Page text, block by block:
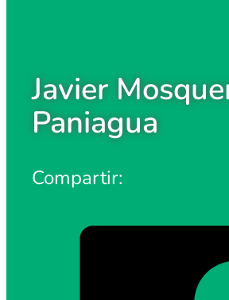
Javier
Paniagua
Compartir: